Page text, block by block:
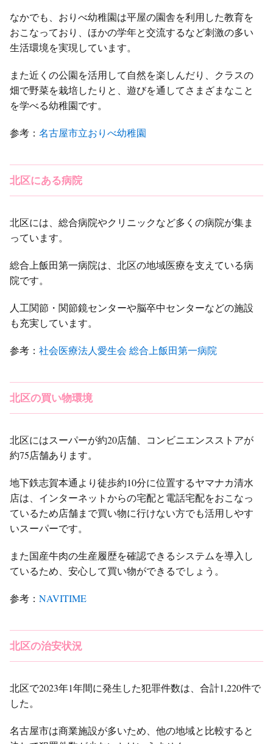
なかでも、おりべ幼稚園は平屋の園舎を利用した教育を
おこなっており、ほかの学年と交流するなど刺激の多い
生活環境を実現しています。
また近くの公園を活用して自然を楽しんだり、クラスの
畑で野菜を栽培したりと、遊びを通してさまざまなこと
を学べる幼稚園です。
参考：名古屋市立おりべ幼稚園
北区にある病院
北区には、総合病院やクリニックなど多くの病院が集ま
っています。
総合上飯田第一病院は、北区の地域医療を支えている病
院です。
人工関節・関節鏡センターや脳卒中センターなどの施設
も充実しています。
参考：社会医療法人愛生会 総合上飯田第一病院
北区の買い物環境
北区にはスーパーが約20店舗、コンビニエンスストアが
約75店舗あります。
地下鉄志賀本通より徒歩約10分に位置するヤマナカ清水
店は、インターネットからの宅配と電話宅配をおこなっ
ているため店舗まで買い物に行けない方でも活用しやす
いスーパーです。
また国産牛肉の生産履歴を確認できるシステムを導入し
ているため、安心して買い物ができるでしょう。
参考：NAVITIME
北区の治安状況
北区で2023年1年間に発生した犯罪件数は、合計1,220件で
した。
名古屋市は商業施設が多いため、他の地域と比較すると